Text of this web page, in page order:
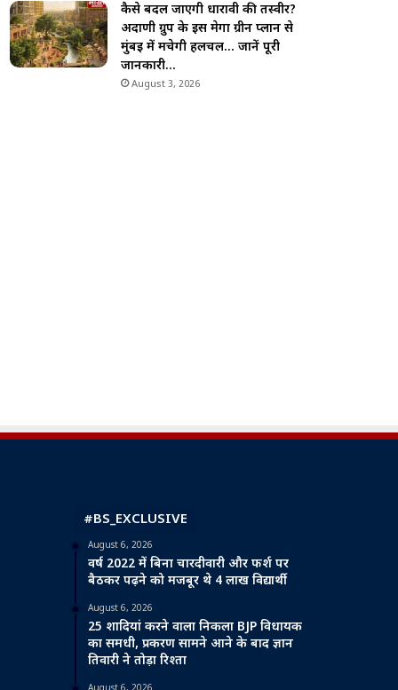
कैसे बदल जाएगी धारावी की तस्वीर?
अदाणी ग्रुप के इस मेगा ग्रीन प्लान से
मुंबई में मचेगी हलचल… जानें पूरी
जानकारी…
August 3, 2026
#BS_EXCLUSIVE
August 6, 2026
वर्ष 2022 में बिना चारदीवारी और फर्श पर
बैठकर पढ़ने को मजबूर थे 4 लाख विद्यार्थी
August 6, 2026
25 शादियां करने वाला निकला BJP विधायक
का समधी, प्रकरण सामने आने के बाद ज्ञान
तिवारी ने तोड़ा रिश्ता